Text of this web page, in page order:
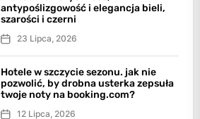
antypoślizgowość i elegancja bieli,
szarości i czerni
23 Lipca, 2026
Hotele w szczycie sezonu. jak nie
pozwolić, by drobna usterka zepsuła
twoje noty na booking.com?
12 Lipca, 2026